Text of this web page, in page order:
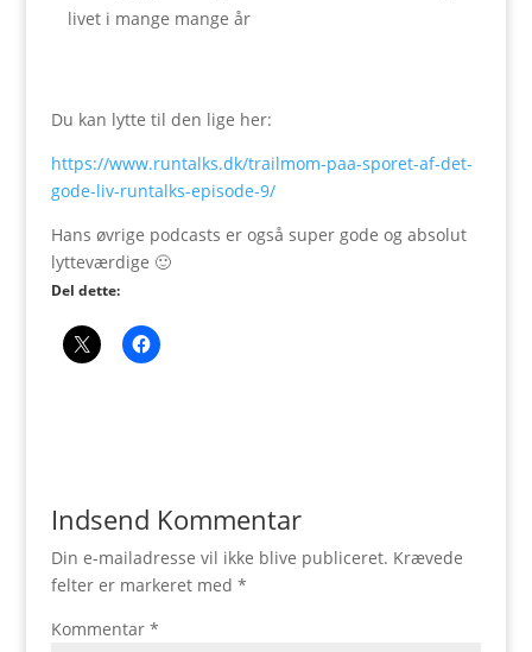
livet i mange mange år
Du kan lytte til den lige her:
https://www.runtalks.dk/trailmom-paa-sporet-af-det-
gode-liv-runtalks-episode-9/
Hans øvrige podcasts er også super gode og absolut
lytteværdige 🙂
Del dette:
Indsend Kommentar
Din e-mailadresse vil ikke blive publiceret. Krævede
felter er markeret med *
Kommentar *